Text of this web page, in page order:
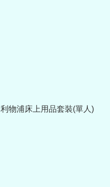
利物浦床上用品套裝(單人)